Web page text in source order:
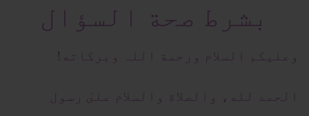
بشرط صحة السؤال
وعلیکم السلام ورحمة اللہ وبرکاته!
الحمد لله، والصلاة والسلام علىٰ رسول